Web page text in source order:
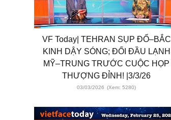
VF Today| TEHRAN SỤP ĐỔ–BẮC
KINH DẬY SÓNG; ĐỐI ĐẦU LẠNH
MỸ–TRUNG TRƯỚC CUỘC HỌP
THƯỢNG ĐỈNH! |3/3/26
03/03/2026 (Xem: 5280)